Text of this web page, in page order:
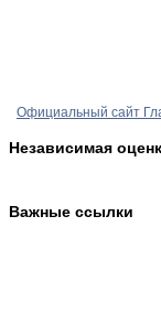
Официальный сайт
Независимая
Важные ссылки